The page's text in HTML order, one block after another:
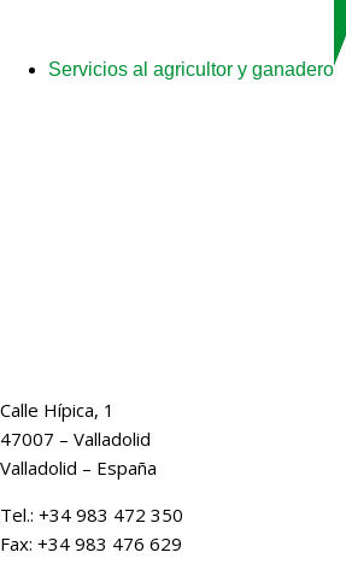
Servicios al agricultor y ganadero
Calle Hípica, 1
47007 – Valladolid
Valladolid – España
Tel.: +34 983 472 350
Fax: +34 983 476 629